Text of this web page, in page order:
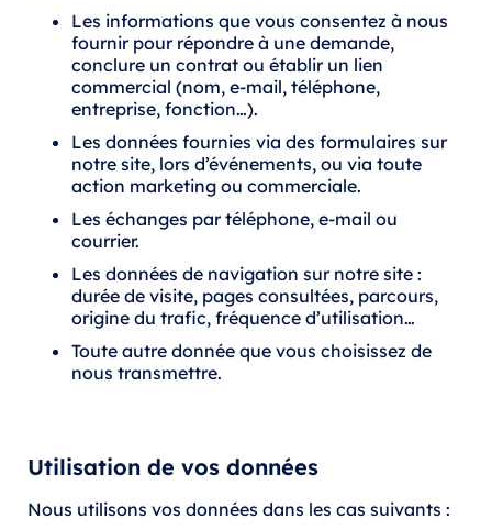
Les informations que vous consentez à nous
fournir pour répondre à une demande,
conclure un contrat ou établir un lien
commercial (nom, e-mail, téléphone,
entreprise, fonction…).
Les données fournies via des formulaires sur
notre site, lors d’événements, ou via toute
action marketing ou commerciale.
Les échanges par téléphone, e-mail ou
courrier.
Les données de navigation sur notre site :
durée de visite, pages consultées, parcours,
origine du trafic, fréquence d’utilisation…
Toute autre donnée que vous choisissez de
nous transmettre.
Utilisation de vos données
Nous utilisons vos données dans les cas suivants :